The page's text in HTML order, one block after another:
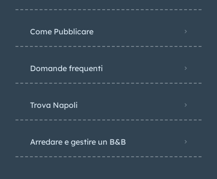
Come Pubblicare
Domande frequenti
Trova Napoli
Arredare e gestire un B&B